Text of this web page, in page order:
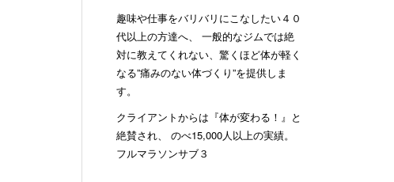
趣味や仕事をバリバリにこなしたい４０
代以上の方達へ、 一般的なジムでは絶
対に教えてくれない、驚くほど体が軽く
なる”痛みのない体づくり”を提供しま
す。
クライアントからは『体が変わる！』と
絶賛され、 のべ15,000人以上の実績。
フルマラソンサブ３